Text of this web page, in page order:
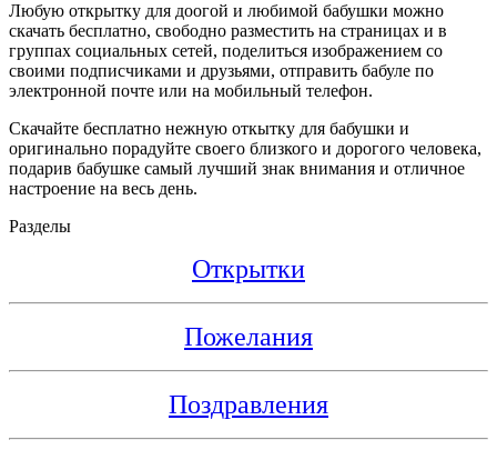
Любую открытку для доогой и любимой бабушки можно
скачать бесплатно, свободно разместить на страницах и в
группах социальных сетей, поделиться изображением со
своими подписчиками и друзьями, отправить бабуле по
электронной почте или на мобильный телефон.
Скачайте бесплатно нежную откытку для бабушки и
оригинально порадуйте своего близкого и дорогого человека,
подарив бабушке самый лучший знак внимания и отличное
настроение на весь день.
Разделы
Открытки
Пожелания
Поздравления